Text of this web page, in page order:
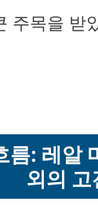
주목을 받
름: 레알
외의 고